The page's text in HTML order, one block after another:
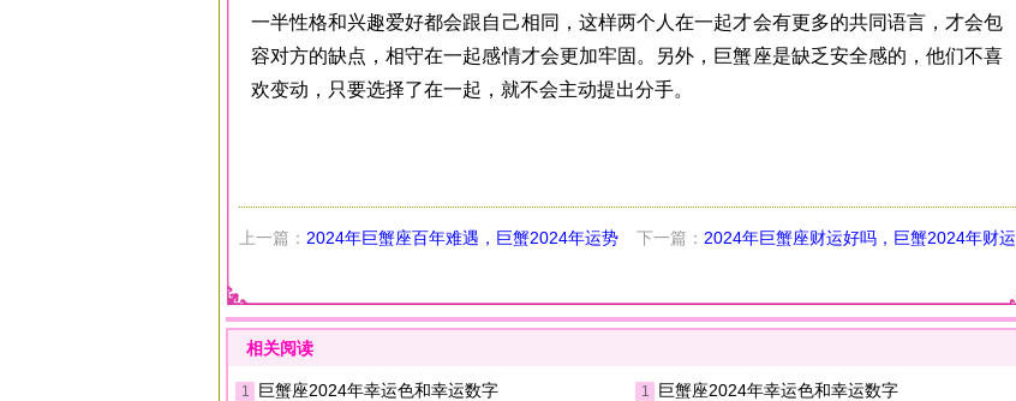
一半性格和兴趣爱好都会跟自己相同，这样两个人在一起才会有更多的共同语言，才会包
容对方的缺点，相守在一起感情才会更加牢固。另外，巨蟹座是缺乏安全感的，他们不喜
欢变动，只要选择了在一起，就不会主动提出分手。
上一篇： 2024年巨蟹座百年难遇，巨蟹2024年运势
如何
下一篇： 2024年巨蟹座财运好吗，巨蟹2024年财运
如何
相关阅读
1 巨蟹座2024年幸运色和幸运数字 1 巨蟹座2024年幸运色和幸运数字